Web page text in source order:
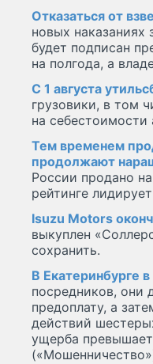
Отказаться от
новых наказаниях
будет подписан
на полгода, а
С 1 августа
грузовики, в том
на себестоимости
Тем временем
продолжают
России продано
рейтинге
Isuzu Motors
выкуплен
сохранить.
В Екатеринбурге
посредников, они
предоплату, а
действий
ущерба